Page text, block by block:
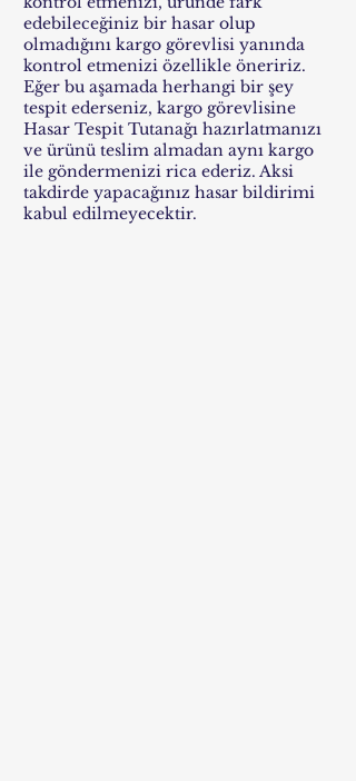
edebileceğiniz bir hasar olup
olmadığını kargo görevlisi yanında
kontrol etmenizi özellikle öneririz.
Eğer bu aşamada herhangi bir şey
tespit ederseniz, kargo görevlisine
Hasar Tespit Tutanağı hazırlatmanızı
ve ürünü teslim almadan aynı kargo
ile göndermenizi rica ederiz. Aksi
takdirde yapacağınız hasar bildirimi
kabul edilmeyecektir.